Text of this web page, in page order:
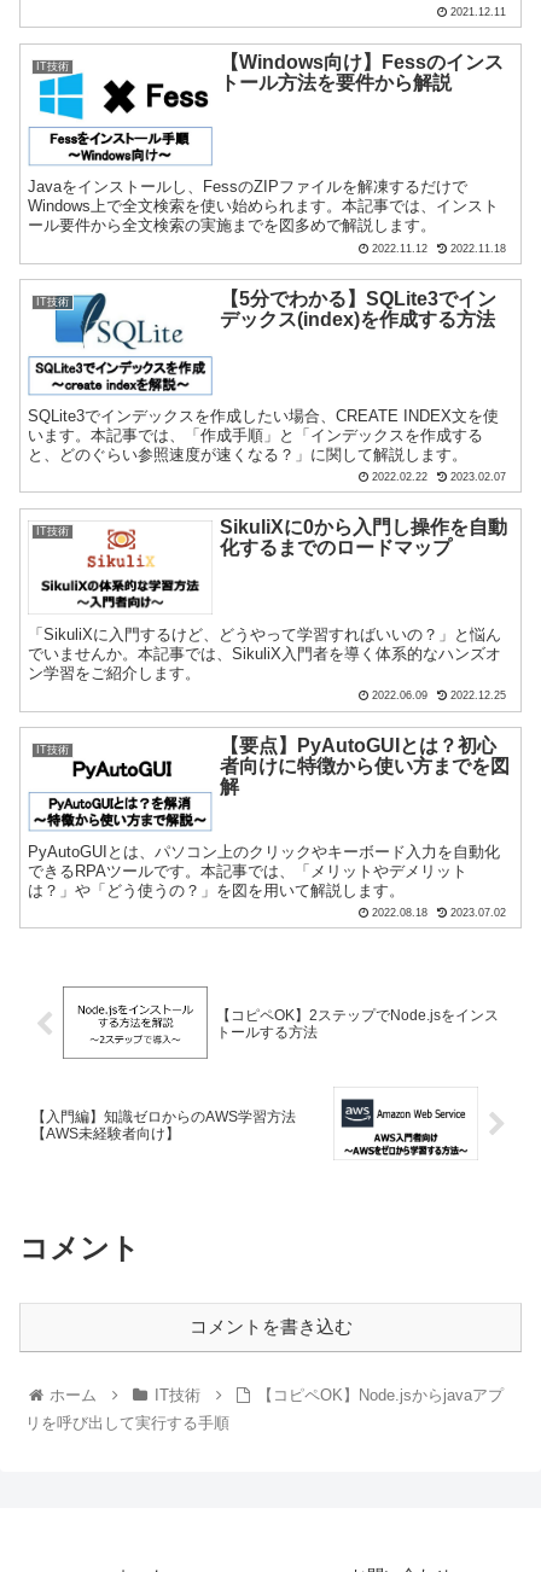
2021.12.11
IT技術
【Windows向け】Fessのインス
トール方法を要件から解説
Javaをインストールし、FessのZIPファイルを解凍するだけで
Windows上で全文検索を使い始められます。本記事では、インスト
ール要件から全文検索の実施までを図多めで解説します。
2022.11.12 2022.11.18
IT技術
【5分でわかる】SQLite3でイン
デックス(index)を作成する方法
SQLite3でインデックスを作成したい場合、CREATE INDEX文を使
います。本記事では、「作成手順」と「インデックスを作成する
と、どのぐらい参照速度が速くなる？」に関して解説します。
2022.02.22 2023.02.07
IT技術
SikuliXに0から入門し操作を自動
化するまでのロードマップ
「SikuliXに入門するけど、どうやって学習すればいいの？」と悩ん
でいませんか。本記事では、SikuliX入門者を導く体系的なハンズオ
ン学習をご紹介します。
2022.06.09 2022.12.25
IT技術
【要点】PyAutoGUIとは？初心
者向けに特徴から使い方までを図
解
PyAutoGUIとは、パソコン上のクリックやキーボード入力を自動化
できるRPAツールです。本記事では、「メリットやデメリット
は？」や「どう使うの？」を図を用いて解説します。
2022.08.18 2023.07.02
【コピペOK】2ステップでNode.jsをインス
トールする方法
【入門編】知識ゼロからのAWS学習方法
【AWS未経験者向け】
コメント
コメントを書き込む
ホーム IT技術
【コピペOK】Node.jsからjavaアプ
リを呼び出して実行する手順